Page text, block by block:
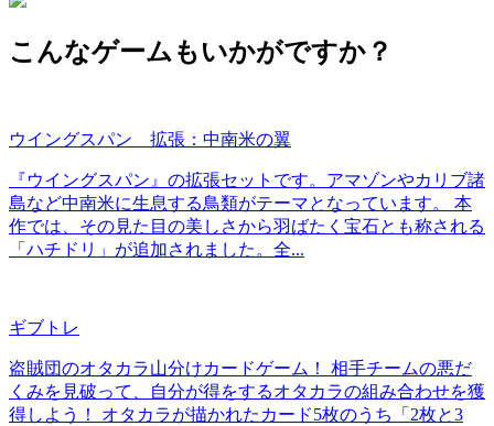
こんなゲームもいかがですか？
ウイングスパン 拡張：中南米の翼
『ウイングスパン』の拡張セットです。アマゾンやカリブ諸
島など中南米に生息する鳥類がテーマとなっています。 本
作では、その見た目の美しさから羽ばたく宝石とも称される
「ハチドリ」が追加されました。全...
ギブトレ
盗賊団のオタカラ山分けカードゲーム！ 相手チームの悪だ
くみを見破って、自分が得をするオタカラの組み合わせを獲
得しよう！ オタカラが描かれたカード5枚のうち「2枚と3